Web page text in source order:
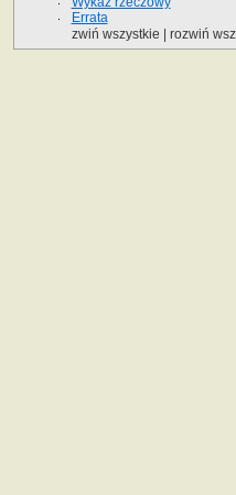
Errata
zwiń wszystkie
rozwiń